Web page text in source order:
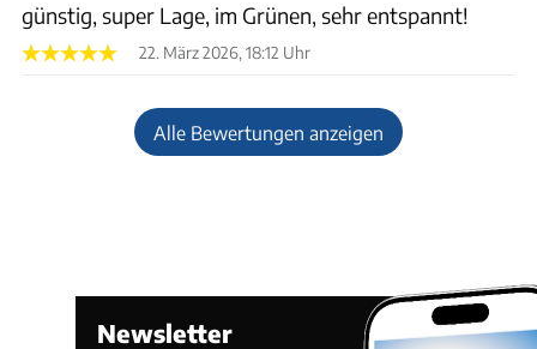
günstig, super Lage, im Grünen, sehr entspannt!
22. März 2026, 18:12 Uhr
Alle Bewertungen anzeigen
Newsletter